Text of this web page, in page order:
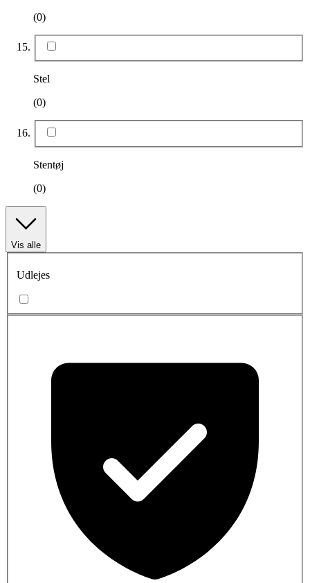
(0)
Stel
(0)
Stentøj
(0)
Vis alle
Udlejes